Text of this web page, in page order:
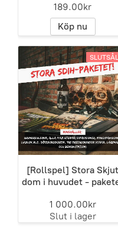
189.00kr
Köp nu
[Rollspel] Stora Skjut
dom i huvudet -
1 000.00kr
Slut i lager